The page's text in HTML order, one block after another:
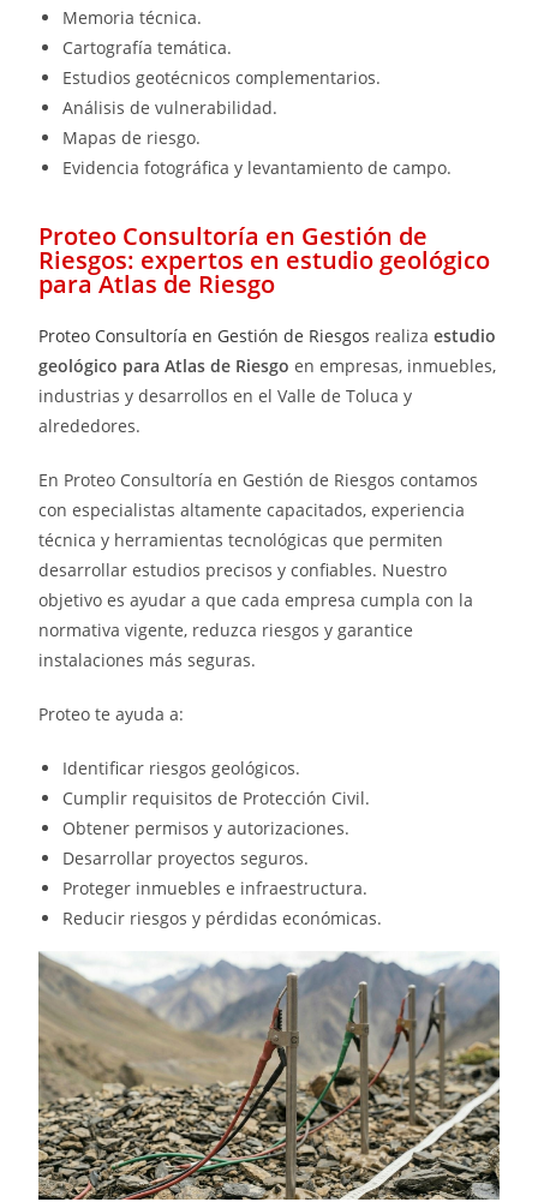
Memoria técnica.
Cartografía temática.
Estudios geotécnicos complementarios.
Análisis de vulnerabilidad.
Mapas de riesgo.
Evidencia fotográfica y levantamiento de campo.
Proteo Consultoría en Gestión de
Riesgos: expertos en estudio geológico
para Atlas de Riesgo
Proteo Consultoría en Gestión de Riesgos realizaestudio
geológico para Atlas de Riesgo en empresas, inmuebles,
industrias y desarrollos en el Valle de Toluca y
alrededores.
En Proteo Consultoría en Gestión de Riesgos contamos
con especialistas altamente capacitados, experiencia
técnica y herramientas tecnológicas que permiten
desarrollar estudios precisos y confiables. Nuestro
objetivo es ayudar a que cada empresa cumpla con la
normativa vigente, reduzca riesgos y garantice
instalaciones más seguras.
Proteo te ayuda a:
Identificar riesgos geológicos.
Cumplir requisitos de Protección Civil.
Obtener permisos y autorizaciones.
Desarrollar proyectos seguros.
Proteger inmuebles e infraestructura.
Reducir riesgos y pérdidas económicas.